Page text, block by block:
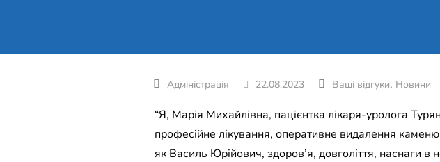
22.08.2023 Ваші відгуки, Новини
“Я, Марія Михайлівна, пацієнтка лікаря-уролога
професійне лікування, оперативне видалення
як Василь Юрійович, здоров’я, довголіття, наснаги в